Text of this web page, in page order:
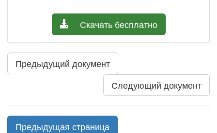
Скачать бесплатно
Предыдущий документ
Следующий документ
Предыдущая страница